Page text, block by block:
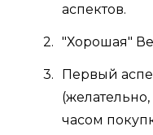
аспектов.
"Хорошая"
Первый
часом